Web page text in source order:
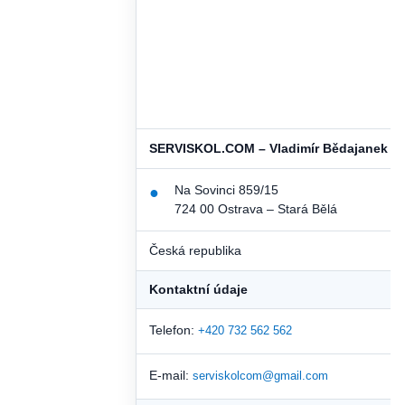
SERVISKOL.COM – Vladimír Bědajanek
●
Na Sovinci 859/15
724 00 Ostrava – Stará Bělá
Česká republika
Kontaktní údaje
Telefon: +420 732 562 562
E-mail: serviskolcom@gmail.com